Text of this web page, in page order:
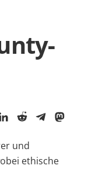
und
ethische